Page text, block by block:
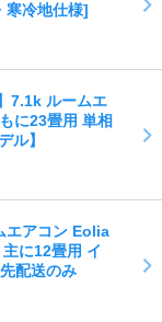
寒冷地仕様]
7.1k ルームエ
に23畳用 単相
ル】
エアコン Eolia
に12畳用 イ
配送のみ